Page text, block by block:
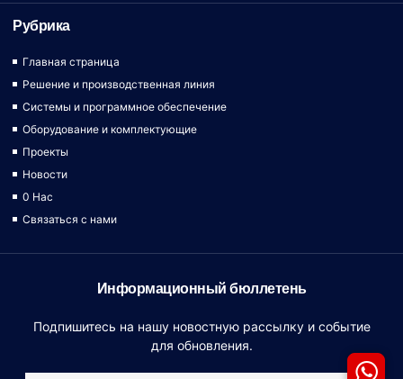
Рубрика
Главная страница
Решение и производственная линия
Системы и программное обеспечение
Оборудование и комплектующие
Проекты
Новости
0 Hac
Связаться с нами
Информационный бюллетень
Подпишитесь на нашу новостную рассылку и событие
для обновления.